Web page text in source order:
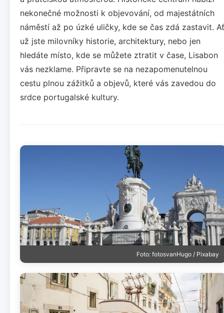
nekonečné možnosti k objevování, od majestátních
náměstí až po úzké uličky, kde se čas zdá zastavit. Ať
už jste milovníky historie, architektury, nebo jen
hledáte místo, kde se můžete ztratit v čase, Lisabon
vás nezklame. Připravte se na nezapomenutelnou
cestu plnou zážitků a objevů, které vás zavedou do
srdce portugalské kultury.
Foto: fotosvanHugo / Pixabay